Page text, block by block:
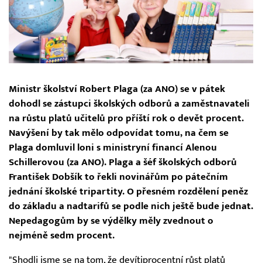
Ministr školství Robert Plaga (za ANO) se v pátek
dohodl se zástupci školských odborů a zaměstnavateli
na růstu platů učitelů pro příští rok o devět procent.
Navýšení by tak mělo odpovídat tomu, na čem se
Plaga domluvil loni s ministryní financí Alenou
Schillerovou (za ANO). Plaga a šéf školských odborů
František Dobšík to řekli novinářům po pátečním
jednání školské tripartity. O přesném rozdělení peněz
do základu a nadtarifů se podle nich ještě bude jednat.
Nepedagogům by se výdělky měly zvednout o
nejméně sedm procent.
"Shodli jsme se na tom, že devítiprocentní růst platů